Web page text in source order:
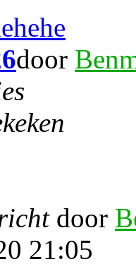
door
door
21:05